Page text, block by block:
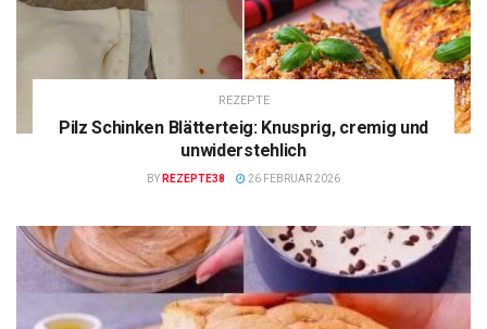
REZEPTE
Pilz Schinken Blätterteig: Knusprig, cremig und
unwiderstehlich
BY REZEPTE38 26 FEBRUAR 2026